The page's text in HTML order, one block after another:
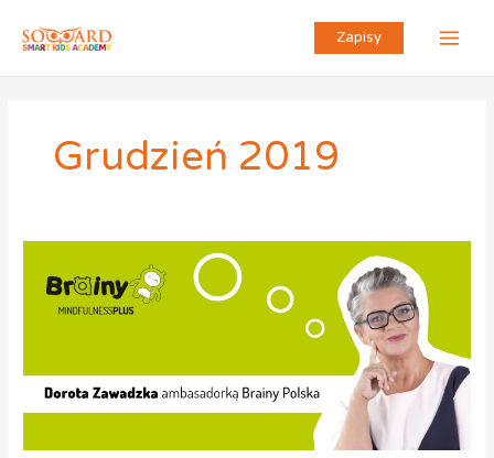
Zapisy
Grudzień 2019
Zawadzka
ambasadorką